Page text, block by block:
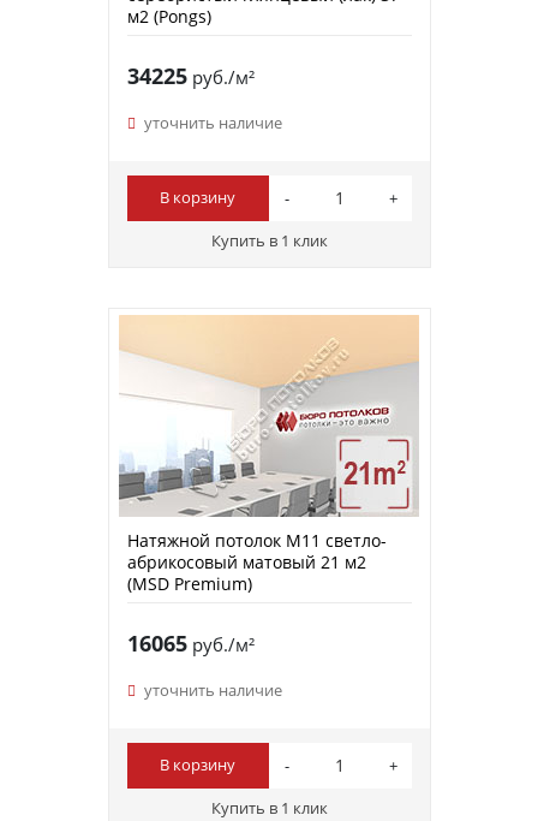
м2 (Pongs)
34225руб./м²
уточнить наличие
В корзину
Купить в 1 клик
Натяжной потолок M11 светло-
абрикосовый матовый 21 м2
(MSD Premium)
16065руб./м²
уточнить наличие
В корзину
Купить в 1 клик